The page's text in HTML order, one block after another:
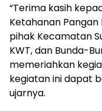
“Terima kasih
Ketahanan
pihak Kecamatan
KWT, dan Bunda-
memeriahkan
kegiatan ini dapat
ujarnya.